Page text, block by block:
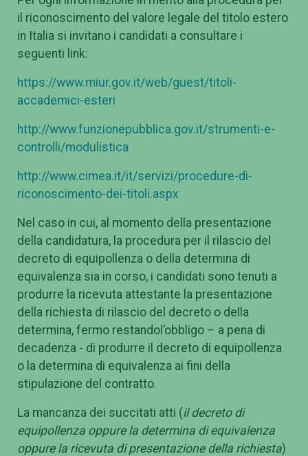
il riconoscimento del valore legale del titolo estero
in Italia si invitano i candidati a consultare i
seguenti link:
https://www.miur.gov.it/web/guest/titoli-
accademici-esteri
http://www.funzionepubblica.gov.it/strumenti-e-
controlli/modulistica
http://www.cimea.it/it/servizi/procedure-di-
riconoscimento-dei-titoli.aspx
Nel caso in cui, al momento della presentazione
della candidatura, la procedura per il rilascio del
decreto di equipollenza o della determina di
equivalenza sia in corso, i candidati sono tenuti a
produrre la ricevuta attestante la presentazione
della richiesta di rilascio del decreto o della
determina, fermo restandol’obbligo – a pena di
decadenza - di produrre il decreto di equipollenza
o la determina di equivalenza ai fini della
stipulazione del contratto.
La mancanza dei succitati atti (il decreto di
equipollenza oppure la determina di equivalenza
oppure la ricevuta di presentazione della richiesta)